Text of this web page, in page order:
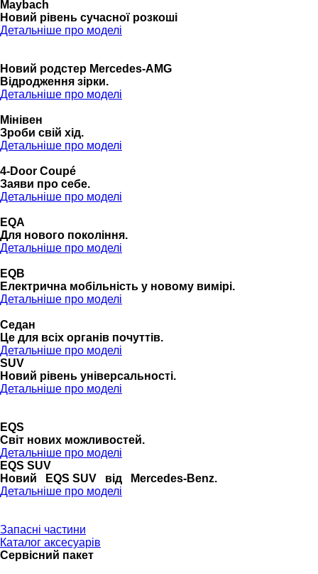
Maybach
Новий рівень сучасної розкоші
Детальніше про моделі
Новий родстер Mercedes-AMG
Відродження зірки.
Детальніше про моделі
Мінівен
Зроби свій хід.
Детальніше про моделі
4-Door Coupé
Заяви про себе.
Детальніше про моделі
EQA
Для нового покоління.
Детальніше про моделі
EQB
Електрична мобільність у новому вимірі.
Детальніше про моделі
Седан
Це для всіх органів почуттів.
Детальніше про моделі
SUV
Новий рівень універсальності.
Детальніше про моделі
EQS
Cвіт нових можливостей.
Детальніше про моделі
EQS SUV
Новий EQS SUV від Mercedes-Benz.
Детальніше про моделі
Запасні частини
Каталог аксесуарів
Сервісний пакет